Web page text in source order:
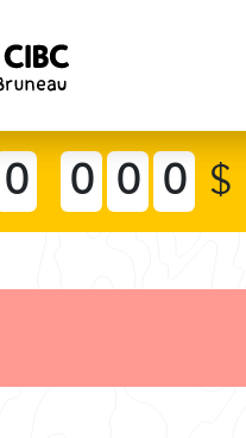
0 0 0 0 $